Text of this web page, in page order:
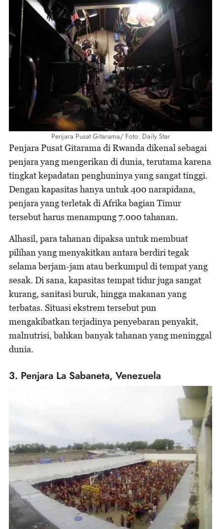
Penjara Pusat Gitarama/ Foto: Daily Star
Penjara Pusat Gitarama di Rwanda dikenal sebagai
penjara yang mengerikan di dunia, terutama karena
tingkat kepadatan penghuninya yang sangat tinggi.
Dengan kapasitas hanya untuk 400 narapidana,
penjara yang terletak di Afrika bagian Timur
tersebut harus menampung 7.000 tahanan.
Alhasil, para tahanan dipaksa untuk membuat
pilihan yang menyakitkan antara berdiri tegak
selama berjam-jam atau berkumpul di tempat yang
sesak. Di sana, kapasitas tempat tidur juga sangat
kurang, sanitasi buruk, hingga makanan yang
terbatas. Situasi ekstrem tersebut pun
mengakibatkan terjadinya penyebaran penyakit,
malnutrisi, bahkan banyak tahanan yang meninggal
dunia.
3. Penjara La Sabaneta, Venezuela